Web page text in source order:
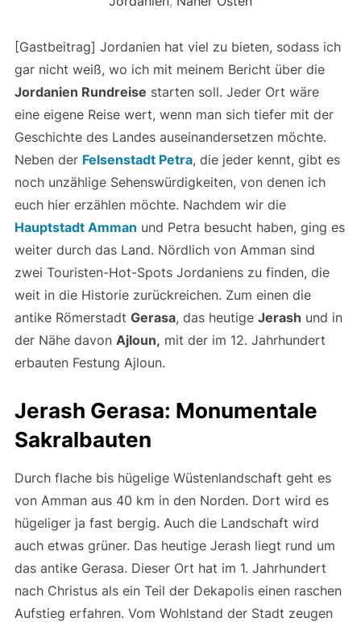
[Gastbeitrag] Jordanien hat viel zu bieten, sodass ich
gar nicht weiß, wo ich mit meinem Bericht über die
Jordanien Rundreise starten soll. Jeder Ort wäre
eine eigene Reise wert, wenn man sich tiefer mit der
Geschichte des Landes auseinandersetzen möchte.
Neben der Felsenstadt Petra, die jeder kennt, gibt es
noch unzählige Sehenswürdigkeiten, von denen ich
euch hier erzählen möchte. Nachdem wir die
Hauptstadt Amman und Petra besucht haben, ging es
weiter durch das Land. Nördlich von Amman sind
zwei Touristen-Hot-Spots Jordaniens zu finden, die
weit in die Historie zurückreichen. Zum einen die
antike Römerstadt Gerasa, das heutige Jerash und in
der Nähe davon Ajloun, mit der im 12. Jahrhundert
erbauten Festung Ajloun.
Jerash Gerasa: Monumentale
Sakralbauten
Durch flache bis hügelige Wüstenlandschaft geht es
von Amman aus 40 km in den Norden. Dort wird es
hügeliger ja fast bergig. Auch die Landschaft wird
auch etwas grüner. Das heutige Jerash liegt rund um
das antike Gerasa. Dieser Ort hat im 1. Jahrhundert
nach Christus als ein Teil der Dekapolis einen raschen
Aufstieg erfahren. Vom Wohlstand der Stadt zeugen